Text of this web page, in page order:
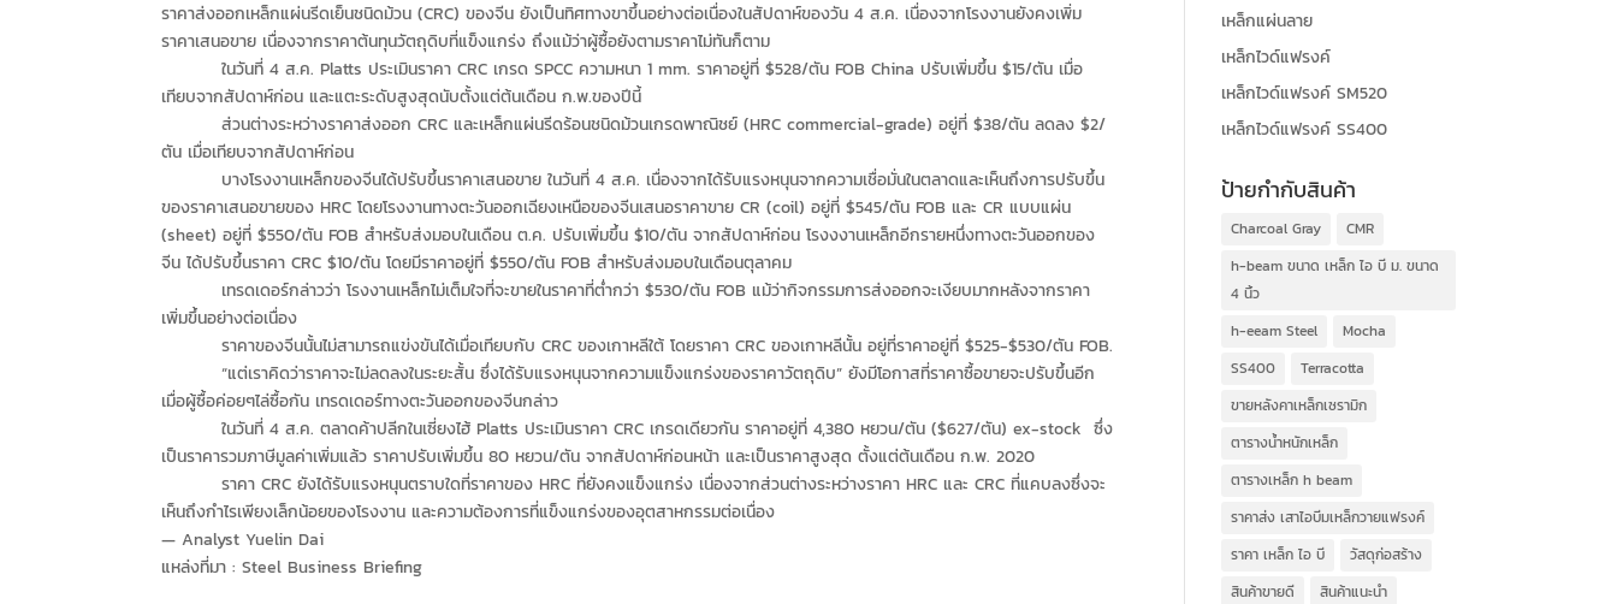
ราคาส่งออกเหล็กแผ่นรีดเย็นชนิดม้วน (CRC) ของจีน ยังเป็นทิศทางขาขึ้นอย่างต่อเนื่องในสัปดาห์ของวัน 4 ส.ค. เนื่องจากโรงงานยังคงเพิ่ม
ราคาเสนอขาย เนื่องจากราคาต้นทุนวัตถุดิบที่แข็งแกร่ง ถึงแม้ว่าผู้ซื้อยังตามราคาไม่ทันก็ตาม
ในวันที่ 4 ส.ค. Platts ประเมินราคา CRC เกรด SPCC ความหนา 1 mm. ราคาอยู่ที่ $528/ตัน FOB China ปรับเพิ่มขึ้น $15/ตัน เมื่อ
เทียบจากสัปดาห์ก่อน และแตะระดับสูงสุดนับตั้งแต่ต้นเดือน ก.พ.ของปีนี้
ส่วนต่างระหว่างราคาส่งออก CRC และเหล็กแผ่นรีดร้อนชนิดม้วนเกรดพาณิชย์ (HRC commercial-grade) อยู่ที่ $38/ตัน ลดลง $2/
ตัน เมื่อเทียบจากสัปดาห์ก่อน
บางโรงงานเหล็กของจีนได้ปรับขึ้นราคาเสนอขาย ในวันที่ 4 ส.ค. เนื่องจากได้รับแรงหนุนจากความเชื่อมั่นในตลาดและเห็นถึงการปรับขึ้น
ของราคาเสนอขายของ HRC โดยโรงงานทางตะวันออกเฉียงเหนือของจีนเสนอราคาขาย CR (coil) อยู่ที่ $545/ตัน FOB และ CR แบบแผ่น
(sheet) อยู่ที่ $550/ตัน FOB สำหรับส่งมอบในเดือน ต.ค. ปรับเพิ่มขึ้น $10/ตัน จากสัปดาห์ก่อน โรงงงานเหล็กอีกรายหนึ่งทางตะวันออกของ
จีน ได้ปรับขึ้นราคา CRC $10/ตัน โดยมีราคาอยู่ที่ $550/ตัน FOB สำหรับส่งมอบในเดือนตุลาคม
เทรดเดอร์กล่าวว่า โรงงานเหล็กไม่เต็มใจที่จะขายในราคาที่ต่ำกว่า $530/ตัน FOB แม้ว่ากิจกรรมการส่งออกจะเงียบมากหลังจากราคา
เพิ่มขึ้นอย่างต่อเนื่อง
ราคาของจีนนั้นไม่สามารถแข่งขันได้เมื่อเทียบกับ CRC ของเกาหลีใต้ โดยราคา CRC ของเกาหลีนั้น อยู่ที่ราคาอยู่ที่ $525-$530/ตัน FOB.
“แต่เราคิดว่าราคาจะไม่ลดลงในระยะสั้น ซึ่งได้รับแรงหนุนจากความแข็งแกร่งของราคาวัตถุดิบ” ยังมีโอกาสที่ราคาซื้อขายจะปรับขึ้นอีก
เมื่อผู้ซื้อค่อยๆไล่ซื้อกัน เทรดเดอร์ทางตะวันออกของจีนกล่าว
ในวันที่ 4 ส.ค. ตลาดค้าปลีกในเซี่ยงไฮ้ Platts ประเมินราคา CRC เกรดเดียวกัน ราคาอยู่ที่ 4,380 หยวน/ตัน ($627/ตัน) ex-stock ซึ่ง
เป็นราคารวมภาษีมูลค่าเพิ่มแล้ว ราคาปรับเพิ่มขึ้น 80 หยวน/ตัน จากสัปดาห์ก่อนหน้า และเป็นราคาสูงสุด ตั้งแต่ต้นเดือน ก.พ. 2020
ราคา CRC ยังได้รับแรงหนุนตราบใดที่ราคาของ HRC ที่ยังคงแข็งแกร่ง เนื่องจากส่วนต่างระหว่างราคา HRC และ CRC ที่แคบลงซึ่งจะ
เห็นถึงกำไรเพียงเล็กน้อยของโรงงาน และความต้องการที่แข็งแกร่งของอุตสาหกรรมต่อเนื่อง
— Analyst Yuelin Dai
แหล่งที่มา : Steel Business Briefing
เหล็กแผ่นลาย
เหล็กไวด์แฟรงค์
เหล็กไวด์แฟรงค์ SM520
เหล็กไวด์แฟรงค์ SS400
ป้ายกำกับสินค้า
Charcoal Gray
CMR
h-beam ขนาด เหล็ก ไอ บี ม. ขนาด
4 นิ้ว
h-eeam Steel
Mocha
SS400
Terracotta
ขายหลังคาเหล็กเซรามิก
ตารางน้ำหนักเหล็ก
ตารางเหล็ก h beam
ราคาส่ง เสาไอบีมเหล็กวายแฟรงค์
ราคา เหล็ก ไอ บี
วัสดุก่อสร้าง
สินค้าขายดี
สินค้าแนะนำ